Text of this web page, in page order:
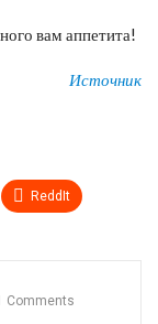
вам аппетита!
Источник
ReddIt
Comments